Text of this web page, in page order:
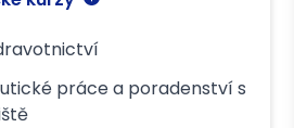
práce a poradenství s